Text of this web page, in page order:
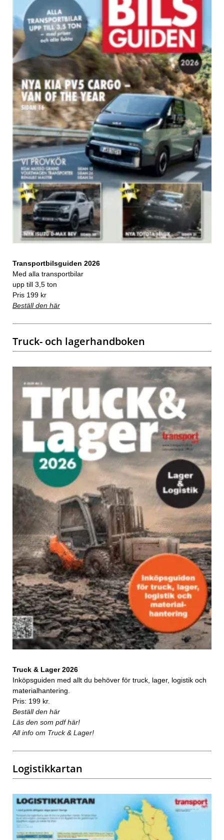
Transportbilsguiden 2026
Med alla transportbilar
upp till 3,5 ton
Pris 199 kr
Beställ den här
Truck- och lagerhandboken
Truck & Lager 2026
Inköpsguiden med allt du behöver för truck, lager, logistik och
materialhantering.
Pris: 199 kr.
Beställ den här
Läs den som pdf här!
All info om Truck & Lager!
Logistikkartan